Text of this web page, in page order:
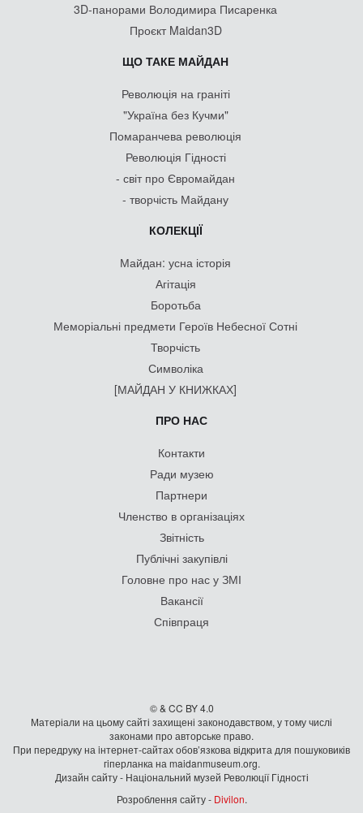
3D-панорами Володимира Писаренка
Проєкт Maidan3D
ЩО ТАКЕ МАЙДАН
Революція на граніті
"Україна без Кучми"
Помаранчева революція
Революція Гідності
- світ про Євромайдан
- творчість Майдану
КОЛЕКЦІЇ
Майдан: усна історія
Агітація
Боротьба
Меморіальні предмети Героїв Небесної Сотні
Творчість
Символіка
[МАЙДАН У КНИЖКАХ]
ПРО НАС
Контакти
Ради музею
Партнери
Членство в організаціях
Звітність
Публічні закупівлі
Головне про нас у ЗМІ
Вакансії
Співпраця
© & CC BY 4.0
Матеріали на цьому сайті захищені законодавством, у тому числі
законами про авторське право.
При передруку на iнтернет-сайтах обов’язкова відкрита для пошуковиків
гiперланка на maidanmuseum.org.
Дизайн сайту - Національний музей Революції Гідності
Розроблення сайту - Divilon.